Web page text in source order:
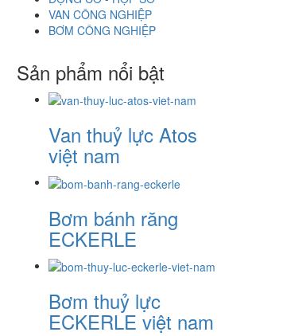
VAN CÔNG NGHIỆP
BƠM CÔNG NGHIỆP
Sản phẩm nổi bật
Van thuỷ lực Atos
việt nam
Bơm bánh răng
ECKERLE
Bơm thuỷ lực
ECKERLE việt nam